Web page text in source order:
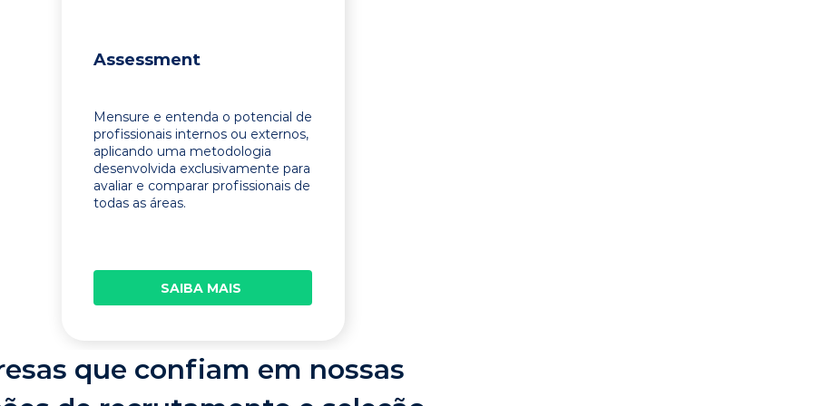
Assessment
Mensure e entenda o potencial de
profissionais internos ou externos,
aplicando uma metodologia
desenvolvida exclusivamente para
avaliar e comparar profissionais de
todas as áreas.
SAIBA MAIS
que confiam em nossas